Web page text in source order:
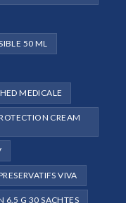
50 ML
MEDICALE
CREAM
VIVA
6.5 G 30 SACHTES